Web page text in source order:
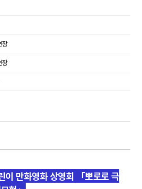
장
장
이 만화영화 상영회 「뽀로로 극